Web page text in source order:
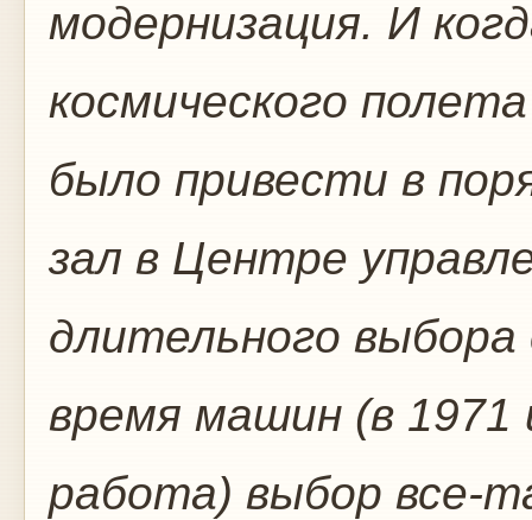
модернизация. И
космического
было привести в
зал в Центре
длительного
время машин (в 1971
работа) выбор все-